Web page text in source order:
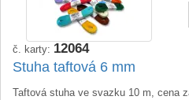
č. karty: 12064
Stuha taftová 6 mm
Taftová stuha ve svazku 10 m, cena